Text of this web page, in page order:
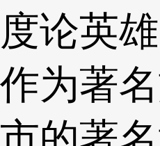
度论英
作为著